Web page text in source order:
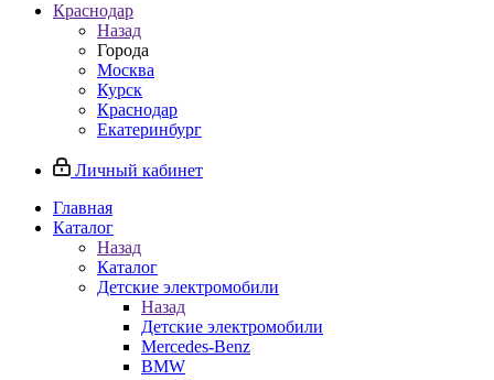
Краснодар
Назад
Города
Москва
Курск
Краснодар
Екатеринбург
Личный кабинет
Главная
Каталог
Назад
Каталог
Детские электромобили
Назад
Детские электромобили
Mercedes-Benz
BMW